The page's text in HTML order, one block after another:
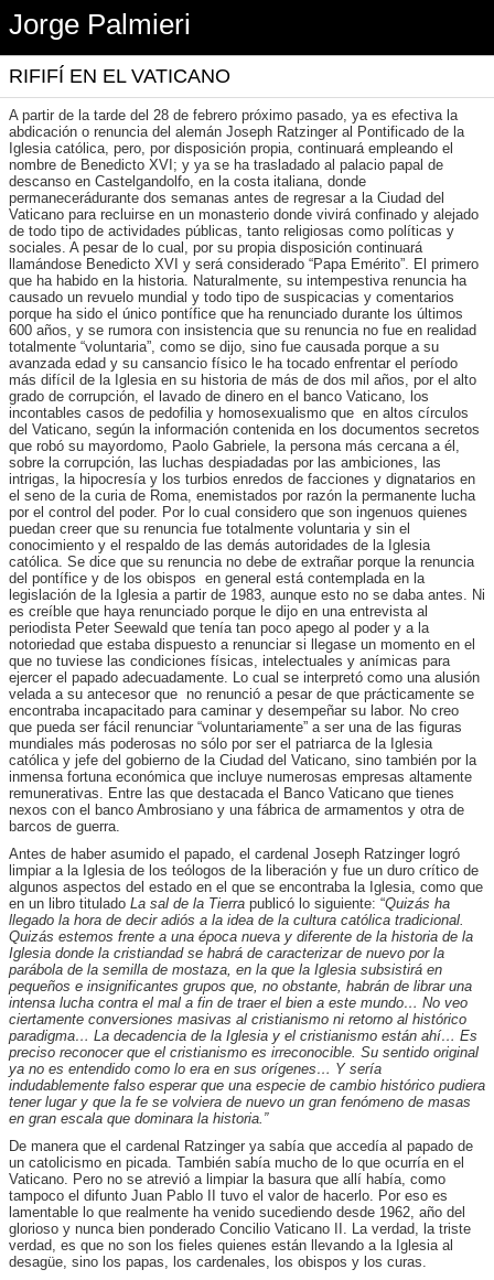
Jorge Palmieri
RIFIFÍ EN EL VATICANO
A partir de la tarde del 28 de febrero próximo pasado, ya es efectiva la
abdicación o renuncia del alemán Joseph Ratzinger al Pontificado de la
Iglesia católica, pero, por disposición propia, continuará empleando el
nombre de Benedicto XVI; y ya se ha trasladado al palacio papal de
descanso en Castelgandolfo, en la costa italiana, donde
permanecerádurante dos semanas antes de regresar a la Ciudad del
Vaticano para recluirse en un monasterio donde vivirá confinado y alejado
de todo tipo de actividades públicas, tanto religiosas como políticas y
sociales. A pesar de lo cual, por su propia disposición continuará
llamándose Benedicto XVI y será considerado “Papa Emérito”. El primero
que ha habido en la historia. Naturalmente, su intempestiva renuncia ha
causado un revuelo mundial y todo tipo de suspicacias y comentarios
porque ha sido el único pontífice que ha renunciado durante los últimos
600 años, y se rumora con insistencia que su renuncia no fue en realidad
totalmente “voluntaria”, como se dijo, sino fue causada porque a su
avanzada edad y su cansancio físico le ha tocado enfrentar el período
más difícil de la Iglesia en su historia de más de dos mil años, por el alto
grado de corrupción, el lavado de dinero en el banco Vaticano, los
incontables casos de pedofilia y homosexualismo que en altos círculos
del Vaticano, según la información contenida en los documentos secretos
que robó su mayordomo, Paolo Gabriele, la persona más cercana a él,
sobre la corrupción, las luchas despiadadas por las ambiciones, las
intrigas, la hipocresía y los turbios enredos de facciones y dignatarios en
el seno de la curia de Roma, enemistados por razón la permanente lucha
por el control del poder. Por lo cual considero que son ingenuos quienes
puedan creer que su renuncia fue totalmente voluntaria y sin el
conocimiento y el respaldo de las demás autoridades de la Iglesia
católica. Se dice que su renuncia no debe de extrañar porque la renuncia
del pontífice y de los obispos en general está contemplada en la
legislación de la Iglesia a partir de 1983, aunque esto no se daba antes. Ni
es creíble que haya renunciado porque le dijo en una entrevista al
periodista Peter Seewald que tenía tan poco apego al poder y a la
notoriedad que estaba dispuesto a renunciar si llegase un momento en el
que no tuviese las condiciones físicas, intelectuales y anímicas para
ejercer el papado adecuadamente. Lo cual se interpretó como una alusión
velada a su antecesor que no renunció a pesar de que prácticamente se
encontraba incapacitado para caminar y desempeñar su labor. No creo
que pueda ser fácil renunciar “voluntariamente” a ser una de las figuras
mundiales más poderosas no sólo por ser el patriarca de la Iglesia
católica y jefe del gobierno de la Ciudad del Vaticano, sino también por la
inmensa fortuna económica que incluye numerosas empresas altamente
remunerativas. Entre las que destacada el Banco Vaticano que tienes
nexos con el banco Ambrosiano y una fábrica de armamentos y otra de
barcos de guerra.
Antes de haber asumido el papado, el cardenal Joseph Ratzinger logró
limpiar a la Iglesia de los teólogos de la liberación y fue un duro crítico de
algunos aspectos del estado en el que se encontraba la Iglesia, como que
en un libro titulado La sal de la Tierra publicó lo siguiente: “Quizás ha
llegado la hora de decir adiós a la idea de la cultura católica tradicional.
Quizás estemos frente a una época nueva y diferente de la historia de la
Iglesia donde la cristiandad se habrá de caracterizar de nuevo por la
parábola de la semilla de mostaza, en la que la Iglesia subsistirá en
pequeños e insignificantes grupos que, no obstante, habrán de librar una
intensa lucha contra el mal a fin de traer el bien a este mundo… No veo
ciertamente conversiones masivas al cristianismo ni retorno al histórico
paradigma… La decadencia de la Iglesia y el cristianismo están ahí… Es
preciso reconocer que el cristianismo es irreconocible. Su sentido original
ya no es entendido como lo era en sus orígenes… Y sería
indudablemente falso esperar que una especie de cambio histórico pudiera
tener lugar y que la fe se volviera de nuevo un gran fenómeno de masas
en gran escala que dominara la historia.”
De manera que el cardenal Ratzinger ya sabía que accedía al papado de
un catolicismo en picada. También sabía mucho de lo que ocurría en el
Vaticano. Pero no se atrevió a limpiar la basura que allí había, como
tampoco el difunto Juan Pablo II tuvo el valor de hacerlo. Por eso es
lamentable lo que realmente ha venido sucediendo desde 1962, año del
glorioso y nunca bien ponderado Concilio Vaticano II. La verdad, la triste
verdad, es que no son los fieles quienes están llevando a la Iglesia al
desagüe, sino los papas, los cardenales, los obispos y los curas.